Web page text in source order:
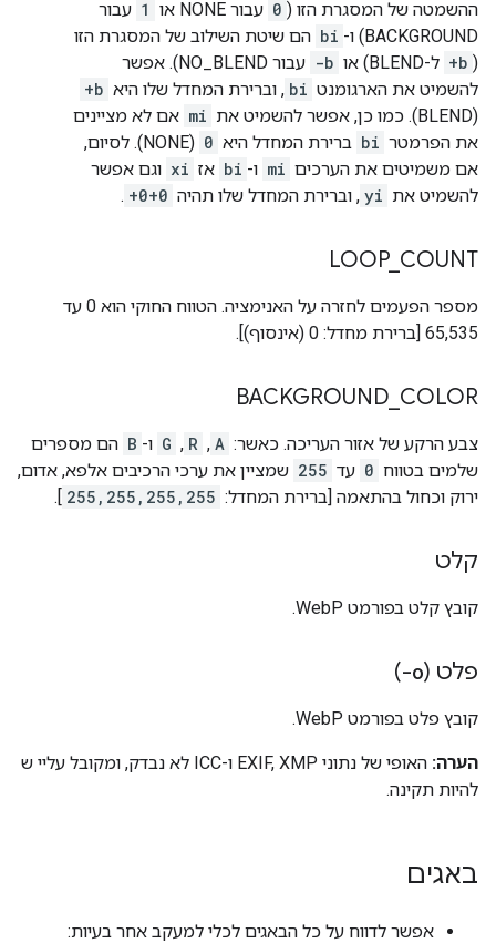
ההשמטה של המסגרת הזו ( 0 עבור NONE או 1 עבור
BACKGROUND) ו-
bi הם שיטת השילוב של המסגרת הזו
(
+b ל-BLEND) או -b
עבור NO_BLEND). אפשר
להשמיט את הארגומנט bi , וברירת המחדל שלו היא +b
(BLEND). כמו כן, אפשר להשמיט את
mi אם לא מציינים
את הפרמטר bi ברירת המחדל היא 0
(NONE). לסיום,
אם משמיטים את הערכים mi ו- bi אז xi וגם אפשר
להשמיט את yi , וברירת המחדל שלו תהיה +0+0
.
LOOP_ COUNT
מספר הפעמים לחזרה על האנימציה. הטווח החוקי הוא 0 עד
65,535 [ברירת מחדל: 0 (אינסוף)].
BACKGROUND COLOR
צבע הרקע של אזור העריכה. כאשר: A
,
R
,
G ו- B הם מספרים
שלמים בטווח 0 עד 255 שמציין את ערכי הרכיבים אלפא, אדום,
ירוק וכחול בהתאמה [ברירת המחדל: 255,255,255,255
].
קלט
קובץ קלט בפורמט WebP.
פלט (-o
)
קובץ פלט בפורמט WebP.
הערה:
האופי של נתוני EXIF, XMP ו-ICC לא נבדק, ומקובל עליי ש
להיות תקינה.
באגים
אפשר לדווח על כל הבאגים לכלי למעקב אחר בעיות: